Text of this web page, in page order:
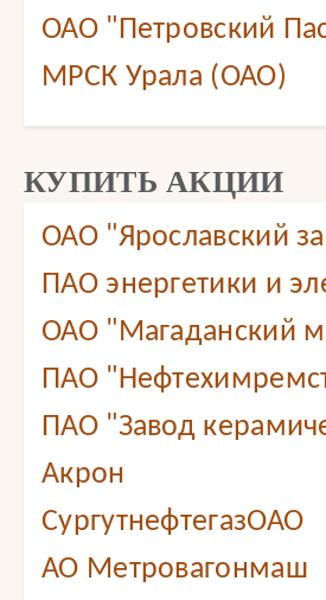
ОАО "Петровский
МРСК Урала (ОАО)
КУПИТЬ АКЦИИ
ОАО "Ярославский
ПАО энергетики и
ОАО "Магаданский
ПАО
ПАО "Завод
Акрон
СургутнефтегазОАО
АО Метровагонмаш